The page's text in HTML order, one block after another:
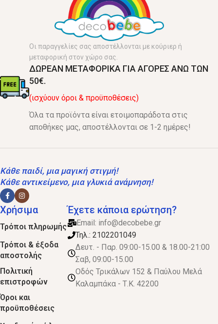
Οι παραγγελίες σας αποστέλλονται με κούριερ ή
μεταφορική στον χώρο σας.
ΔΩΡΕΑΝ ΜΕΤΑΦΟΡΙΚΑ ΓΙΑ ΑΓΟΡΕΣ ΑΝΩ ΤΩΝ
50€.
(ισχύουν όροι & προϋποθέσεις)
Όλα τα προϊόντα είναι ετοιμοπαράδοτα στις
αποθήκες μας, αποστέλλονται σε 1-2 ημέρες!
Κάθε παιδί, μια μαγική στιγμή!
Κάθε αντικείμενο, μια γλυκιά ανάμνηση!
Χρήσιμα
Τρόποι πληρωμής
Τρόποι & έξοδα
αποστολής
Πολιτική
επιστροφών
Όροι και
προϋποθέσεις
Έχετε κάποια ερώτηση?
Email: info@decobebe.gr
Τηλ.: 2102201049
Δευτ. - Παρ. 09:00-15.00 & 18.00-21:00
Σαβ, 09:00-15.00
Οδός Τρικάλων 152 & Παύλου Μελά
Καλαμπάκα - Τ.Κ. 42200